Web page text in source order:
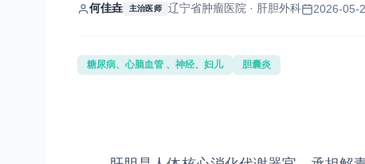
何佳垚 主治医师 辽宁省肿瘤医院 · 肝胆外科 2026-05-
糖尿病、心脑血管 、神经、妇儿 胆囊炎